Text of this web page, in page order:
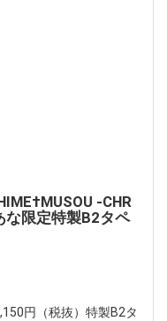
-CHR
な限定特製B2タペ
円（税抜）特製B2タ